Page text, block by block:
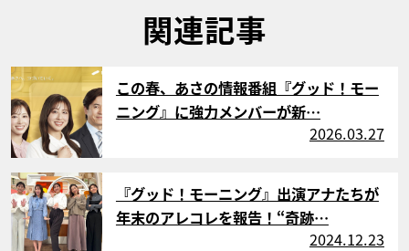
関連記事
サムネイル
この春、あさの情報番組『グッド！モー
ニング』に強力メンバーが新…
2026.03.27
サムネイル
『グッド！モーニング』出演アナたちが
年末のアレコレを報告！“奇跡…
2024.12.23